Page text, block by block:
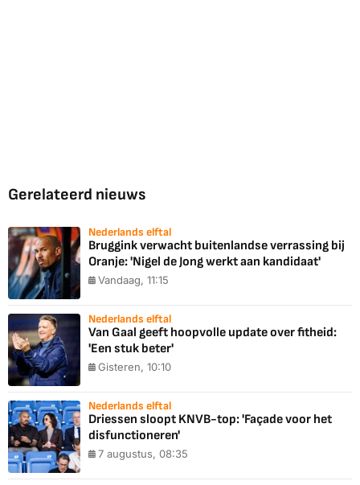
Gerelateerd nieuws
Nederlands elftal
Bruggink verwacht buitenlandse verrassing bij
Oranje: 'Nigel de Jong werkt aan kandidaat'
Vandaag, 11:15
Nederlands elftal
Van Gaal geeft hoopvolle update over fitheid:
'Een stuk beter'
Gisteren, 10:10
Nederlands elftal
Driessen sloopt KNVB-top: 'Façade voor het
disfunctioneren'
7 augustus, 08:35